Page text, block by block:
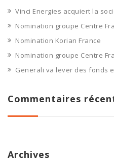
Vinci Energies acquiert la
Nomination groupe Centre
Nomination Korian France
Nomination groupe Centre
Generali va lever des fonds
Commentaires
Archives